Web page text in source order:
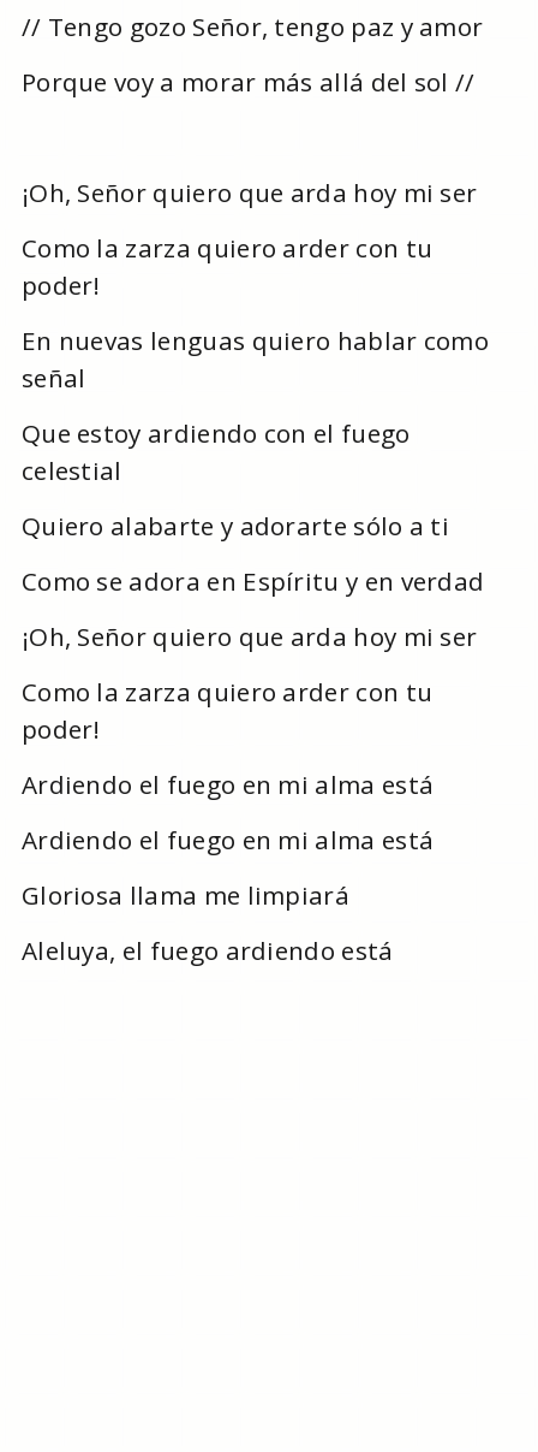
// Tengo gozo Señor, tengo paz y amor
Porque voy a morar más allá del sol //
¡Oh, Señor quiero que arda hoy mi ser
Como la zarza quiero arder con tu
poder!
En nuevas lenguas quiero hablar como
señal
Que estoy ardiendo con el fuego
celestial
Quiero alabarte y adorarte sólo a ti
Como se adora en Espíritu y en verdad
¡Oh, Señor quiero que arda hoy mi ser
Como la zarza quiero arder con tu
poder!
Ardiendo el fuego en mi alma está
Ardiendo el fuego en mi alma está
Gloriosa llama me limpiará
Aleluya, el fuego ardiendo está